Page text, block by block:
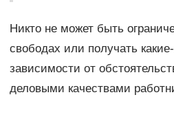
Никто не может быть
свободах или получать
зависимости от
деловыми качествами